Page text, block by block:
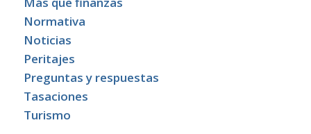
Normativa
Noticias
Peritajes
Preguntas y respuestas
Tasaciones
Turismo